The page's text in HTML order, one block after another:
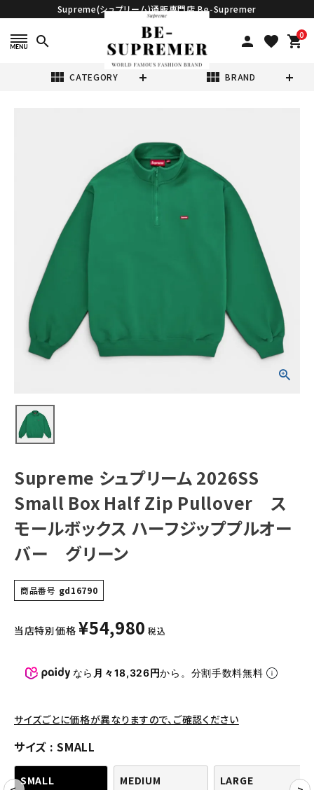
Supreme(シュプリーム)通販専門店 Be-Supremer
search person favorite 0
shopping_cart
view_module CATEGORY view_module BRAND
Supreme シュプ
リーム 2026SS
Small Box Half
Zip Pullover
スモールボックス
ハーフジッププル
オーバー グリー
¥44,980
NEW ITEMS
Tシャツ・ロングスリーブ
パーカー・トレーナー
キャップ・ハット
ニット帽・ビーニー
バックパック・リュック
その他バッグ類
スニーカー・ブーツ
パンツ・ショーツ
SEASON
CONTENTS
Supreme シュプリーム 2026SS
Small Box Half Zip Pullover ス
モールボックス ハーフジッププルオー
バー グリーン
商品番号 gd16790
当店特別価格 ¥54,980 税込
なら 月々18,326円から。分割手数料無料
サイズごとに価格が異なりますので、ご確認ください
サイズ SMALL
SMALL MEDIUM LARGE